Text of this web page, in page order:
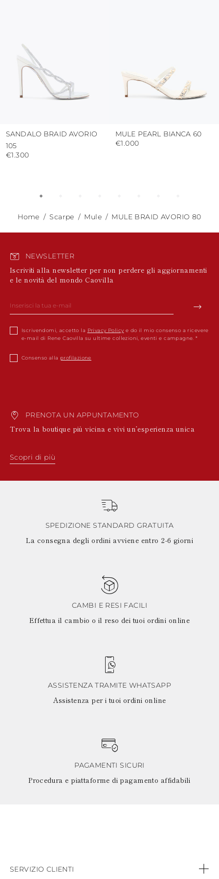
contatti con superfici abrasive.
SANDALO BRAID AVORIO
105
€1.300
MULE PEARL BIANCA 60
€1.000
Home Scarpe Mule MULE BRAID AVORIO 80
NEWSLETTER
Iscriviti alla newsletter per non perdere gli aggiornamenti
e le novità del mondo Caovilla
Iscrivendomi, accetto la Privacy Policy e do il mio consenso a ricevere
e-mail di Rene Caovilla su ultime collezioni, eventi e campagne.
Consenso alla profilazione
PRENOTA UN APPUNTAMENTO
Trova la boutique più vicina e vivi un’esperienza unica
Scopri di più
SPEDIZIONE STANDARD GRATUITA
La consegna degli ordini avviene entro 2-6 giorni
CAMBI E RESI FACILI
Effettua il cambio o il reso dei tuoi ordini online
ASSISTENZA TRAMITE WHATSAPP
Assistenza per i tuoi ordini online
PAGAMENTI SICURI
Procedura e piattaforme di pagamento affidabili
SERVIZIO CLIENTI